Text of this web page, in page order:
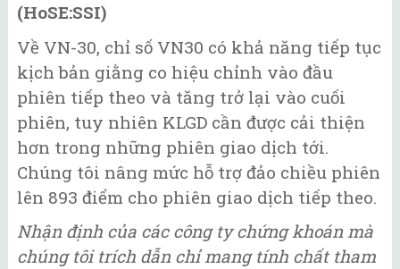
(HoSE:SSI)
Về VN-30, chỉ số VN30 có khả năng tiếp tục
kịch bản giằng co hiệu chỉnh vào đầu
phiên tiếp theo và tăng trở lại vào cuối
phiên, tuy nhiên KLGD cần được cải thiện
hơn trong những phiên giao dịch tới.
Chúng tôi nâng mức hỗ trợ đảo chiều phiên
lên 893 điểm cho phiên giao dịch tiếp theo.
Nhận định của các công ty chứng khoán mà
chúng tôi trích dẫn chỉ mang tính chất tham